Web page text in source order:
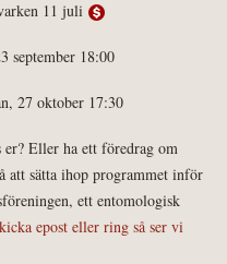
11 juli
september 18:00
27 oktober 17:30
Eller ha ett föredrag om
att sätta ihop programmet inför
ett entomologisk
epost eller ring så ser vi